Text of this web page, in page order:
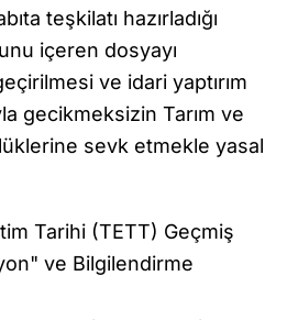
teşkilatı hazırladığı
içeren dosyayı
ve idari yaptırım
gecikmeksizin Tarım ve
sevk etmekle yasal
Tarihi (TETT) Geçmiş
ve Bilgilendirme